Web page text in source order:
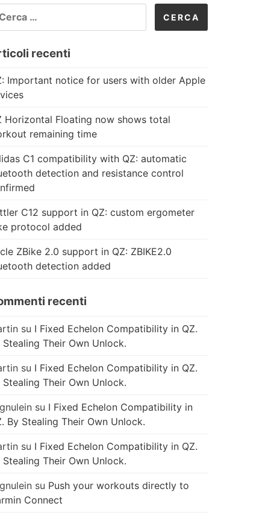
recenti
Important notice for users with older Apple
Horizontal Floating now shows total
remaining time
C1 compatibility with QZ: automatic
detection and resistance control
C12 support in QZ: custom ergometer
protocol added
ZBike 2.0 support in QZ: ZBIKE2.0
detection added
recenti
su I Fixed Echelon Compatibility in QZ.
Stealing Their Own Unlock.
su I Fixed Echelon Compatibility in QZ.
Stealing Their Own Unlock.
su I Fixed Echelon Compatibility in
By Stealing Their Own Unlock.
su I Fixed Echelon Compatibility in QZ.
Stealing Their Own Unlock.
su Push your workouts directly to
Connect